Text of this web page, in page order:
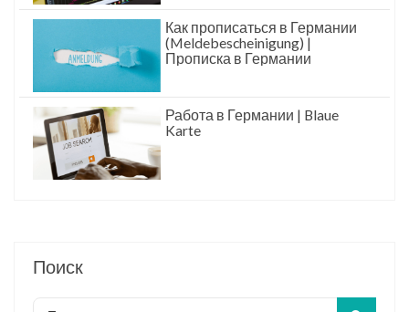
Как прописаться в Германии
(Meldebescheinigung) |
Прописка в Германии
Работа в Германии | Blaue
Karte
Поиск